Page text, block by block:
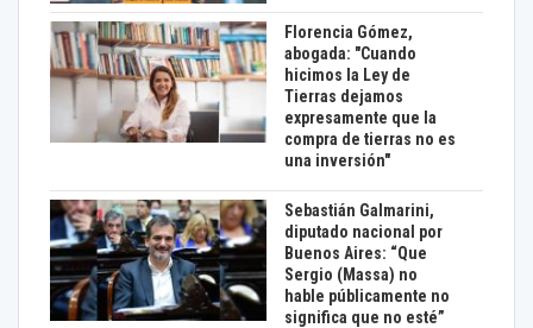
Florencia Gómez,
abogada: "Cuando
hicimos la Ley de
Tierras dejamos
expresamente que la
compra de tierras no es
una inversión"
Sebastián Galmarini,
diputado nacional por
Buenos Aires: “Que
Sergio (Massa) no
hable públicamente no
significa que no esté”